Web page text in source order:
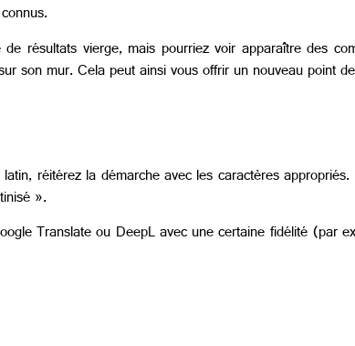
résultats vierge, mais pourriez voir apparaître des
son mur. Cela peut ainsi vous offrir un nouveau point
réitérez la démarche avec les caractères
».
Translate ou DeepL avec une certaine fidélité (par